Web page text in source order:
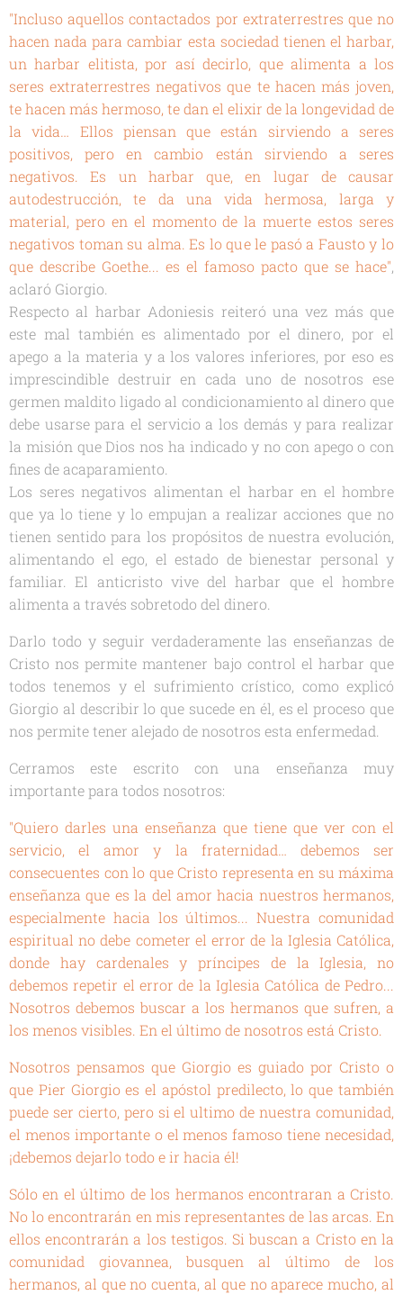
"Incluso aquellos contactados por extraterrestres que no
hacen nada para cambiar esta sociedad tienen el harbar,
un harbar elitista, por así decirlo, que alimenta a los
seres extraterrestres negativos que te hacen más joven,
te hacen más hermoso, te dan el elixir de la longevidad de
la vida… Ellos piensan que están sirviendo a seres
positivos, pero en cambio están sirviendo a seres
negativos. Es un harbar que, en lugar de causar
autodestrucción, te da una vida hermosa, larga y
material, pero en el momento de la muerte estos seres
negativos toman su alma. Es lo que le pasó a Fausto y lo
que describe Goethe... es el famoso pacto que se hace",
aclaró Giorgio.
Respecto al harbar Adoniesis reiteró una vez más que
este mal también es alimentado por el dinero, por el
apego a la materia y a los valores inferiores, por eso es
imprescindible destruir en cada uno de nosotros ese
germen maldito ligado al condicionamiento al dinero que
debe usarse para el servicio a los demás y para realizar
la misión que Dios nos ha indicado y no con apego o con
fines de acaparamiento.
Los seres negativos alimentan el harbar en el hombre
que ya lo tiene y lo empujan a realizar acciones que no
tienen sentido para los propósitos de nuestra evolución,
alimentando el ego, el estado de bienestar personal y
familiar. El anticristo vive del harbar que el hombre
alimenta a través sobretodo del dinero.
Darlo todo y seguir verdaderamente las enseñanzas de
Cristo nos permite mantener bajo control el harbar que
todos tenemos y el sufrimiento crístico, como explicó
Giorgio al describir lo que sucede en él, es el proceso que
nos permite tener alejado de nosotros esta enfermedad.
Cerramos este escrito con una enseñanza muy
importante para todos nosotros:
"Quiero darles una enseñanza que tiene que ver con el
servicio, el amor y la fraternidad… debemos ser
consecuentes con lo que Cristo representa en su máxima
enseñanza que es la del amor hacia nuestros hermanos,
especialmente hacia los últimos... Nuestra comunidad
espiritual no debe cometer el error de la Iglesia Católica,
donde hay cardenales y príncipes de la Iglesia, no
debemos repetir el error de la Iglesia Católica de Pedro...
Nosotros debemos buscar a los hermanos que sufren, a
los menos visibles. En el último de nosotros está Cristo.
Nosotros pensamos que Giorgio es guiado por Cristo o
que Pier Giorgio es el apóstol predilecto, lo que también
puede ser cierto, pero si el ultimo de nuestra comunidad,
el menos importante o el menos famoso tiene necesidad,
¡debemos dejarlo todo e ir hacia él!
Sólo en el último de los hermanos encontraran a Cristo.
No lo encontrarán en mis representantes de las arcas. En
ellos encontrarán a los testigos. Si buscan a Cristo en la
comunidad giovannea, busquen al último de los
hermanos, al que no cuenta, al que no aparece mucho, al